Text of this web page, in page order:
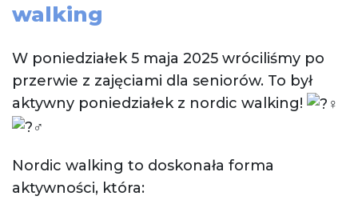
walking
W poniedziałek 5 maja 2025 wróciliśmy po
przerwie z zajęciami dla seniorów. To był
aktywny poniedziałek z nordic walking!
Nordic walking to doskonała forma
aktywności, która: